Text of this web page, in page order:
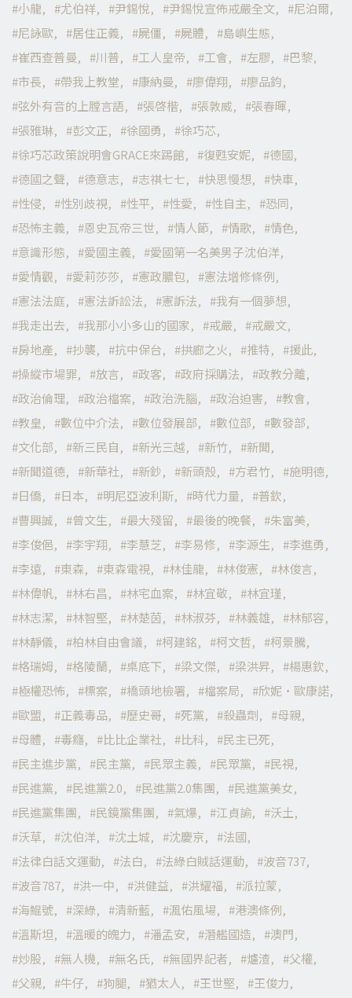
小龍 尤伯祥 尹錫悅 尹錫悅宣佈戒嚴全文
尼泊爾
尼詠歐
居住正義 屍僵 屍體
島嶼生態
崔西查普曼
川普 工人皇帝 工會 左膠
巴黎
市長
帶我上教堂 康納曼 廖偉翔
廖品鈞
弦外有音的上膛言語
張啓楷 張敦威
張春暉
張雅琳
彭文正 徐國勇
徐巧芯
徐巧芯政策說明會GRACE來踢館
復甦安妮
德國
德國之聲
德意志 志祺七七 快思慢想
快車
性侵
性別歧視 性平 性愛 性自主
恐同
恐怖主義
恩史瓦帝三世 情人節 情歌
情色
意識形態
愛國主義
愛國第一名美男子沈伯洋
愛情觀
愛莉莎莎 憲政膿包
憲法增修條例
憲法法庭
憲法訴訟法 憲訴法
我有一個夢想
我走出去
我那小小多山的國家 戒嚴
戒嚴文
房地產
抄襲 抗中保台 拱廊之火 推特
援此
操縱市場罪
放言 政客 政府採購法
政教分離
政治倫理
政治檔案 政治洗腦 政治迫害
教會
教皇
數位中介法 數位發展部 數位部
數發部
文化部
新三民自 新光三越 新竹
新聞
新聞道德
新華社 新鈔 新頭殼 方君竹
施明德
日僑
日本 明尼亞波利斯 時代力量
普欽
曹興誠
曾文生 最大殘留 最後的晚餐
朱富美
李俊俋
李宇翔 李慧芝 李易修 李源生
李進勇
李遠
東森 東森電視 林佳龍 林俊憲
林俊言
林偉帆
林右昌 林宅血案 林宜敬
林宜瑾
林志潔
林智堅 林楚茵 林淑芬 林義雄
林郁容
林靜儀
柏林自由會議 柯建銘 柯文哲
柯景騰
格瑞姆
格陵蘭 桌底下 梁文傑 梁洪昇
楊惠欽
極權恐怖
標案 橋頭地檢署 檔案局
欣妮·歐康諾
歐盟
正義毒品 歷史哥 死黨 殺蟲劑
母親
母體
毒癮 比比企業社 比科
民主已死
民主進步黨
民主黨 民眾主義 民眾黨
民視
民進黨
民進黨2.0 民進黨2.0集團
民進黨美女
民進黨集團
民鏡黨集團 氣爆 江貞諭
沃土
沃草
沈伯洋 沈土城 沈慶京
法國
法律白話文運動
法白 法綠白賊話運動
波音737
波音787
洪一中 洪健益 洪耀福
派拉蒙
海鯤號
深綠 清新藍 渢佑風場
港澳條例
溫斯坦
溫暖的魄力 潘孟安 潛艦國造
澳門
炒股
無人機 無名氏 無國界記者 爐渣
父權
父親
牛仔 狗腿 猶太人 王世堅
王俊力